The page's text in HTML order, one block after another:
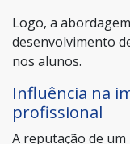
Logo, a
desenvolvimento
nos alunos.
Influência na
profissional
A reputação de um